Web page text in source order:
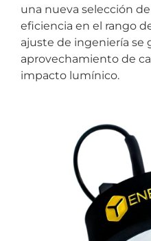
una nueva selección
eficiencia en el rango
ajuste de ingeniería se
aprovechamiento de
impacto lumínico.